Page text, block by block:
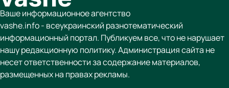
Ваше информационное агентство
vashe.info - всеукраинский разнотематический
информационный портал. Публикуем все, что не нарушает
нашу редакционную политику. Администрация сайта не
несет ответственности за содержание материалов,
размещенных на правах рекламы.